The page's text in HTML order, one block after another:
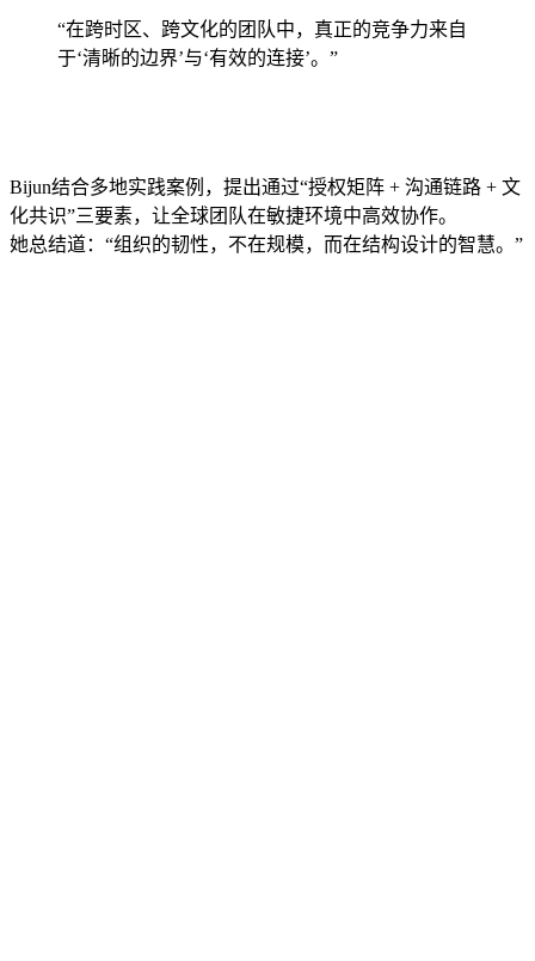
“在跨时区、跨文化的团队中，真正的竞争力来自
于‘清晰的边界’与‘有效的连接’。”
Bijun结合多地实践案例，提出通过“授权矩阵 + 沟通链路 + 文
化共识”三要素，让全球团队在敏捷环境中高效协作。
她总结道：“组织的韧性，不在规模，而在结构设计的智慧。”